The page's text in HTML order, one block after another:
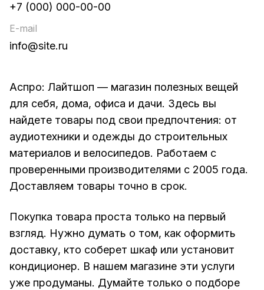
+7 (000) 000-00-00
E-mail
info@site.ru
Аспро: Лайтшоп — магазин полезных вещей
для себя, дома, офиса и дачи. Здесь вы
найдете товары под свои предпочтения: от
аудиотехники и одежды до строительных
материалов и велосипедов. Работаем с
проверенными производителями с 2005 года.
Доставляем товары точно в срок.
Покупка товара проста только на первый
взгляд. Нужно думать о том, как оформить
доставку, кто соберет шкаф или установит
кондиционер. В нашем магазине эти услуги
уже продуманы. Думайте только о подборе